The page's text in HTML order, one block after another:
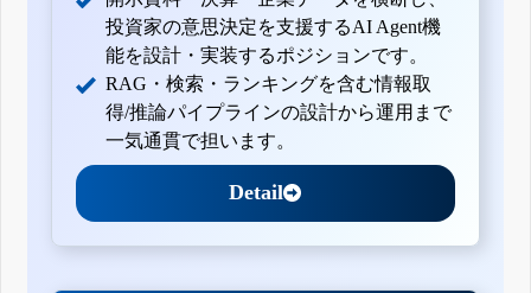
投資家の意思決定を支援するAI Agent機
能を設計・実装するポジションです。
RAG・検索・ランキングを含む情報取
得/推論パイプラインの設計から運用まで
一気通貫で担います。
Detail